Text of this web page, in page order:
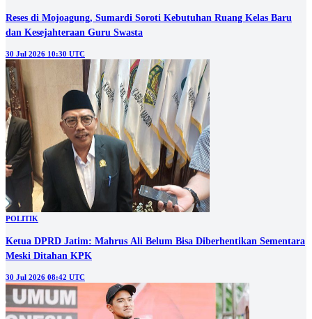
Reses di Mojoagung, Sumardi Soroti Kebutuhan Ruang Kelas Baru
dan Kesejahteraan Guru Swasta
30 Jul 2026 10:30 UTC
POLITIK
Ketua DPRD Jatim: Mahrus Ali Belum Bisa Diberhentikan Sementara
Meski Ditahan KPK
30 Jul 2026 08:42 UTC